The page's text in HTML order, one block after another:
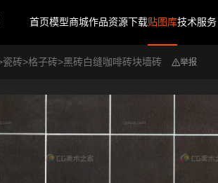
首页模型商城作品资源下载贴图库技术服务
瓷砖>格子砖>黑砖白缝咖啡砖块墙砖 举报